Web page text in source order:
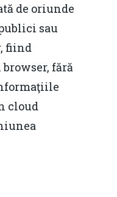
de oriunde
sau
fiind
fără
cloud